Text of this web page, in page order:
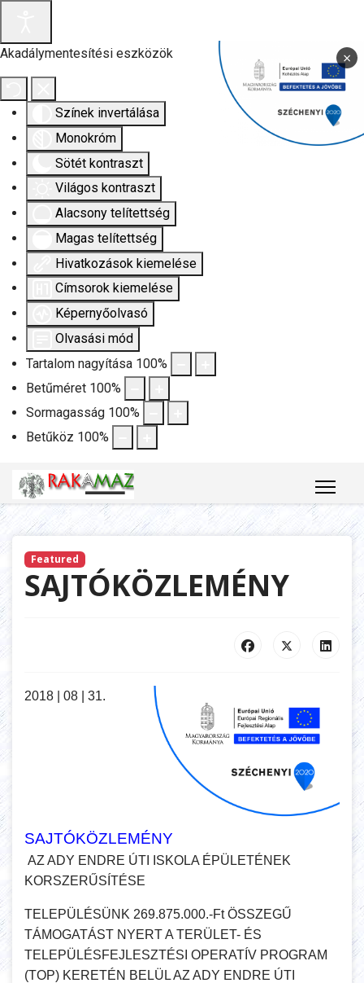
Akadálymentesítési eszközök
Színek invertálása
Monokróm
Sötét kontraszt
Világos kontraszt
Alacsony telítettség
Magas telítettség
Hivatkozások kiemelése
Címsorok kiemelése
Képernyőolvasó
Olvasási mód
Tartalom nagyítása 100%
Betűméret 100%
Sormagasság 100%
Betűköz 100%
Featured
SAJTÓKÖZLEMÉNY
2018 | 08 | 31.
SAJTÓKÖZLEMÉNY
AZ ADY ENDRE ÚTI ISKOLA ÉPÜLETÉNEK
KORSZERŰSÍTÉSE
TELEPÜLÉSÜNK 269.875.000.-Ft ÖSSZEGŰ
TÁMOGATÁST NYERT A TERÜLET- ÉS
TELEPÜLÉSFEJLESZTÉSI OPERATÍV PROGRAM
(TOP) KERETÉN BELÜL AZ ADY ENDRE ÚTI
×